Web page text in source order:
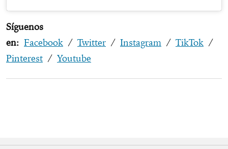
Síguenos
en: Facebook / Twitter / Instagram / TikTok /
Pinterest / Youtube